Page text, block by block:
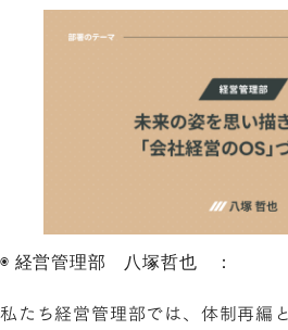
◉ 経営管理部 八塚哲也 ：
私たち経営管理部では、体制再編